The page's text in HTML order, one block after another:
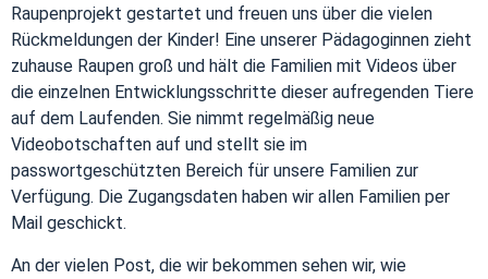
Raupenprojekt gestartet und freuen uns über die vielen
Rückmeldungen der Kinder! Eine unserer Pädagoginnen zieht
zuhause Raupen groß und hält die Familien mit Videos über
die einzelnen Entwicklungsschritte dieser aufregenden Tiere
auf dem Laufenden. Sie nimmt regelmäßig neue
Videobotschaften auf und stellt sie im
passwortgeschützten Bereich für unsere Familien zur
Verfügung. Die Zugangsdaten haben wir allen Familien per
Mail geschickt.
An der vielen Post, die wir bekommen sehen wir, wie